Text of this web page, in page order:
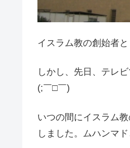
イスラム教の創始者
しかし、先日、テレ
(;￣□￣)
いつの間にイスラム
しました。ムハンマ